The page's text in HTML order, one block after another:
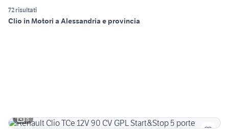
72 risultati
Clio in Motori a Alessandria e provincia
8